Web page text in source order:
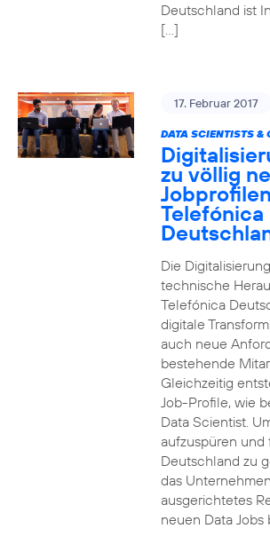
Deutschland ist
[…]
17. Februar 2017
DATA SCIENTISTS &
zu völlig
Telefónica
Die
technische
Telefónica
digitale
auch neue
bestehende
Gleichzeitig
Job-Profile, wie
Data Scientist.
aufzuspüren und
Deutschland zu
das
ausgerichtetes
neuen Data Jobs